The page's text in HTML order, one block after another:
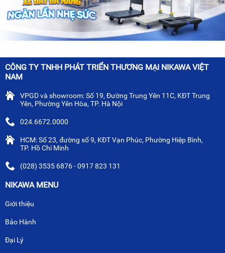
CÔNG TY TNHH PHÁT TRIỂN THƯƠNG MẠI NIKAWA VIỆT
NAM
VPGD và showroom: Số 19, Đường Trung Yên 11C, KĐT Trung
Yên, Phường Yên Hòa, TP. Hà Nội
024.6672.0000
HCM: Số 23, đường số 9, KĐT Vạn Phúc, Phường Hiệp Bình,
TP. Hồ Chí Minh
(028) 3535 6876 - 0917 823 131
NIKAWA MENU
Giới thiệu
Bảo Hành
Đại Lý